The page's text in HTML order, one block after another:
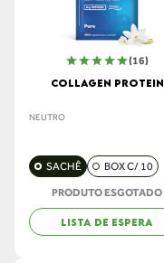
(16)
COLLAGEN PROTEIN
NEUTRO
SACHÊ BOX C/ 10
PRODUTO ESGOTADO
LISTA DE ESPERA